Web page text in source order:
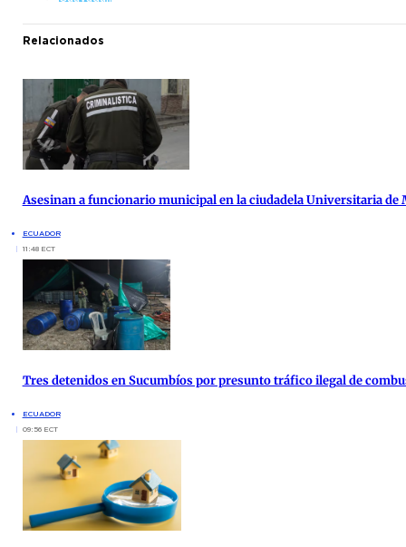
Relacionados
Asesinan a funcionario municipal en la ciudadela Universitaria de
ECUADOR
11:48 ECT
Tres detenidos en Sucumbíos por presunto tráfico ilegal de
ECUADOR
09:56 ECT